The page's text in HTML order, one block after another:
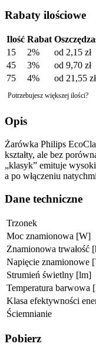
Rabaty ilościowe
Ilość Rabat
15
2% od 2,15 zł
45
3% od 9,70 zł
75
4% od 21,55 zł
Potrzebujesz większej ilości?
Opis
Żarówka Philips
kształty, ale bez
„klasyk” emituje
a po włączeniu
Dane techniczne
Trzonek
Moc znamionowa [W]
Znamionowa trwałość
Napięcie znamionowe
Strumień świetlny [lm]
Temperatura barwowa
Klasa efektywności
Ściemnianie
Pobierz